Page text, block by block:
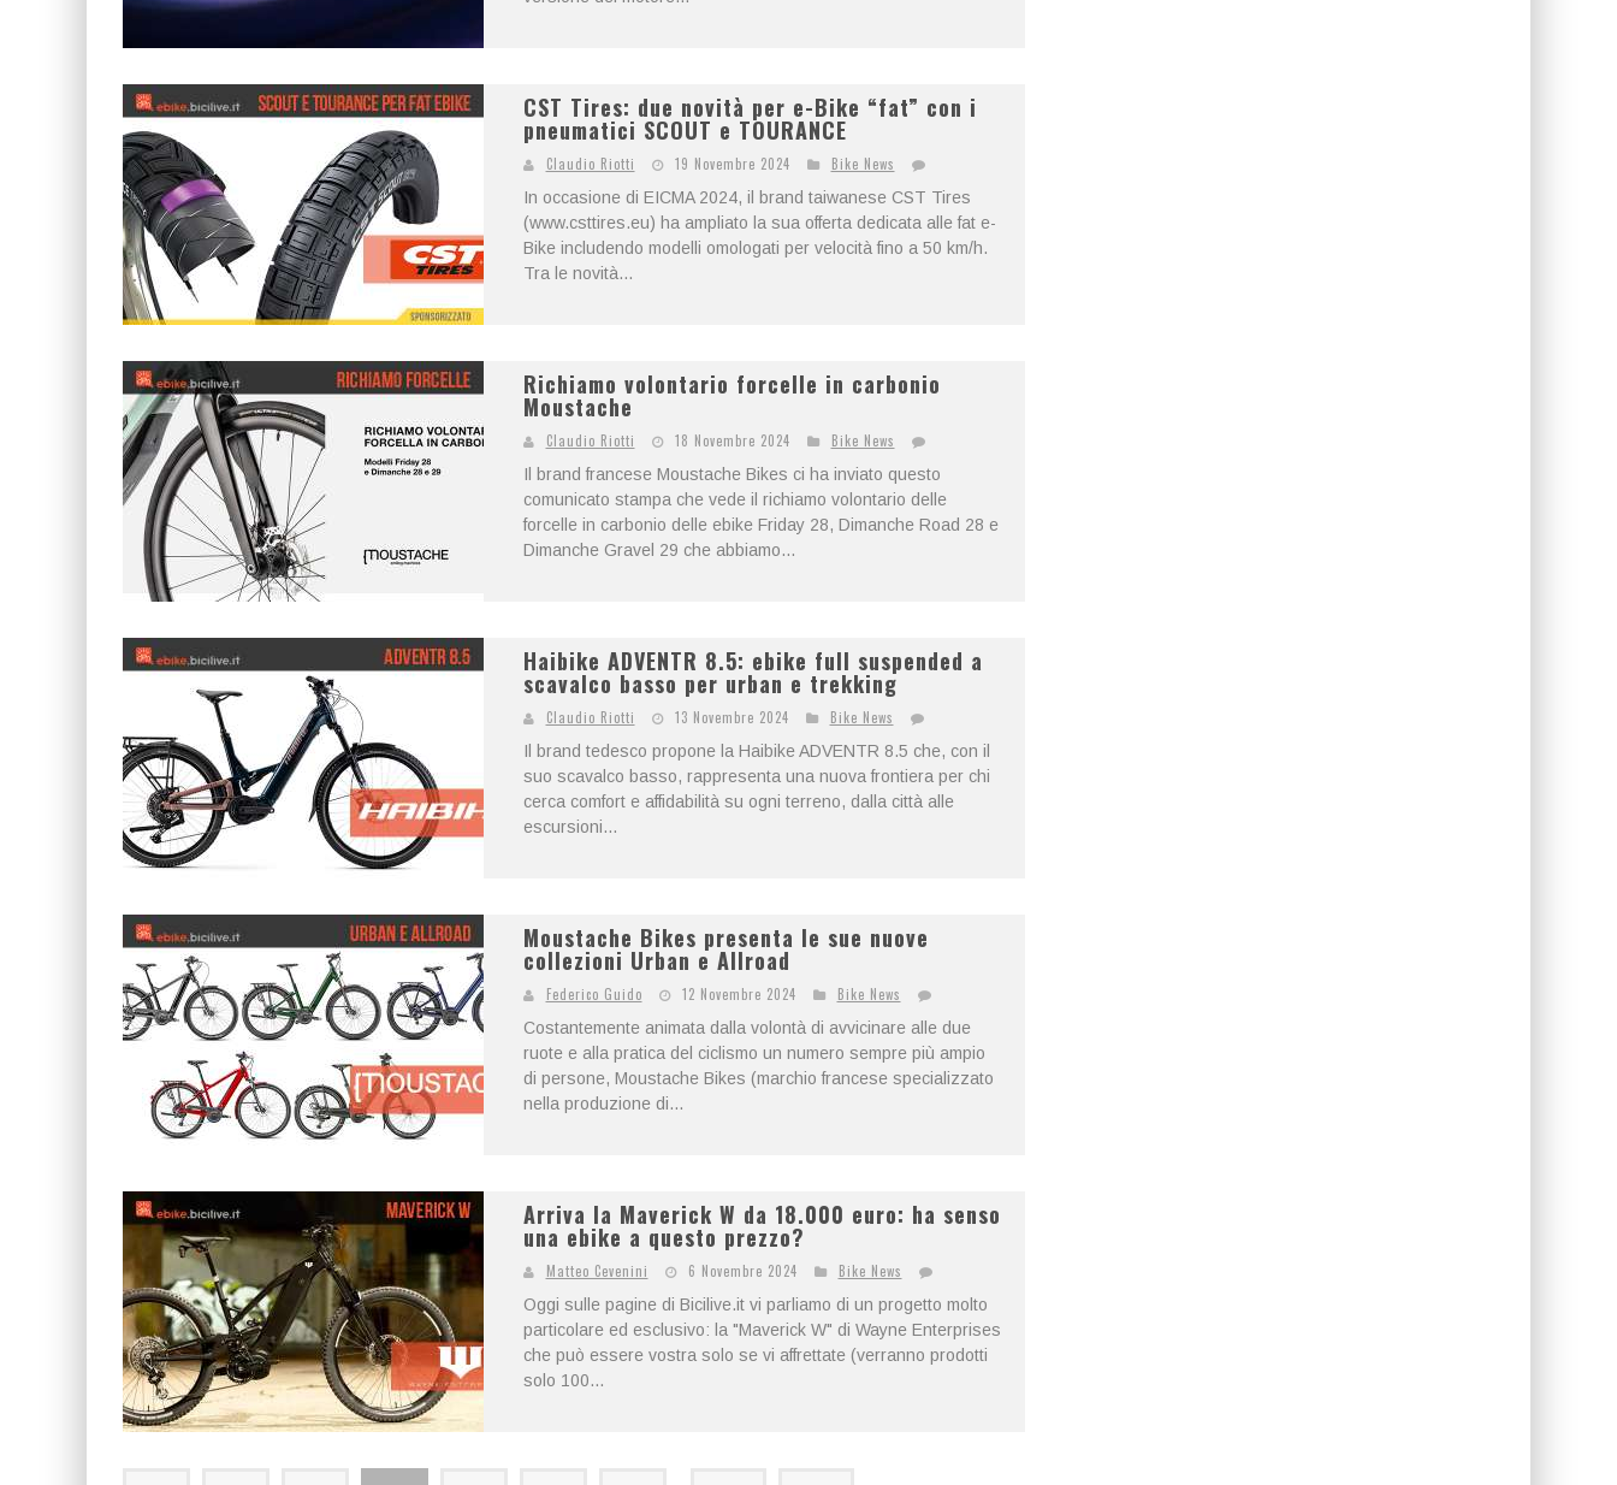
CST Tires: due novità per e-Bike “fat” con i
pneumatici SCOUT e TOURANCE
Claudio Riotti 19 Novembre 2024
Bike News
In occasione di EICMA 2024, il brand taiwanese CST Tires
(www.csttires.eu) ha ampliato la sua offerta dedicata alle fat e-
Bike includendo modelli omologati per velocità fino a 50 km/h.
Tra le novità...
Richiamo volontario forcelle in carbonio
Moustache
Claudio Riotti 18 Novembre 2024
Bike News
Il brand francese Moustache Bikes ci ha inviato questo
comunicato stampa che vede il richiamo volontario delle
forcelle in carbonio delle ebike Friday 28, Dimanche Road 28 e
Dimanche Gravel 29 che abbiamo...
Haibike ADVENTR 8.5: ebike full suspended a
scavalco basso per urban e trekking
Claudio Riotti 13 Novembre 2024
Bike News
Il brand tedesco propone la Haibike ADVENTR 8.5 che, con il
suo scavalco basso, rappresenta una nuova frontiera per chi
cerca comfort e affidabilità su ogni terreno, dalla città alle
escursioni...
Moustache Bikes presenta le sue nuove
collezioni Urban e Allroad
Federico Guido 12 Novembre 2024
Bike News
Costantemente animata dalla volontà di avvicinare alle due
ruote e alla pratica del ciclismo un numero sempre più ampio
di persone, Moustache Bikes (marchio francese specializzato
nella produzione di...
Arriva la Maverick W da 18.000 euro: ha senso
una ebike a questo prezzo?
Matteo Cevenini 6 Novembre 2024
Bike News
Oggi sulle pagine di Bicilive.it vi parliamo di un progetto molto
particolare ed esclusivo: la "Maverick W" di Wayne Enterprises
che può essere vostra solo se vi affrettate (verranno prodotti
solo 100...